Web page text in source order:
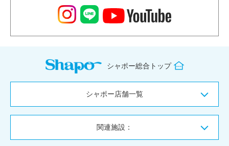
シャポー総合トップ
シャポー店舗一覧
関連施設：